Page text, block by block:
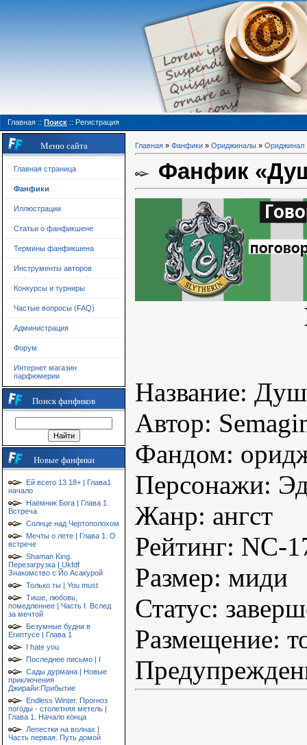
Главная :: Поиск :: Регистрация
Меню сайта
Главная страница
Фанфики
Иллюстрации
Статьи о фанфикшене
Термины фанфикшена
Инструменты авторов
Конкурсы и турниры
Частые вопросы (FAQ)
Администрация
Форум
Интернет магазин
парфюмерии
Поиск фанфиков
Новые фанфики
Ей всего 13 18+ | Глава1
начало
Наёмник Бога | Глава 1.
Встреча
Солнце над Чертополохом
Мечты о лете | Глава 1. О
встрече
Shaman King.
Перезагрузка | Ukfdf
Знакомство с Йо Асакурой
Только ты | You must
Тише, любовь,
помедленнее | Часть I. Вслед
за мечтой
Безумные будни в
Египтусе | Глава 1
I hate you
Последнее письмо | I
Сады дурмана | Новые
приключения
Джирайи:Прибытие
Endless Winter. Прогноз
погоды - столетняя метель |
Глава 1. Начало конца
Лепестки на волнах |
Часть первая. Путь домой
Главная » Фанфики » Ориджиналы » Ориджинал
Фанфик
Название:
Автор:
Фандом:
Персонажи:
Жанр: ангст
Рейтинг: NC-
Размер: миди
Статус:
Размещение: